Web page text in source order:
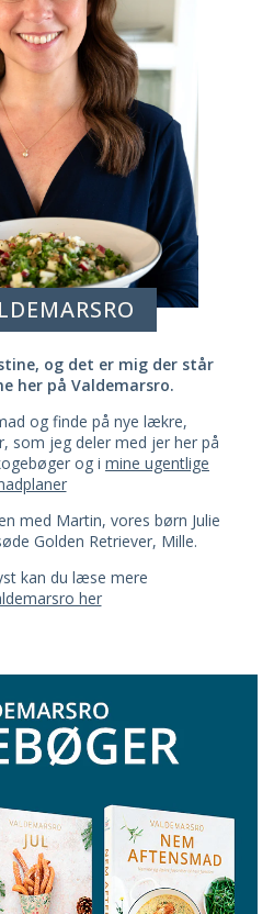
og det er mig der står
her på Valdemarsro.
og finde på nye lækre,
som jeg deler med jer her på
og i mine ugentlige
med Martin, vores børn Julie
Golden Retriever, Mille.
kan du læse mere
her